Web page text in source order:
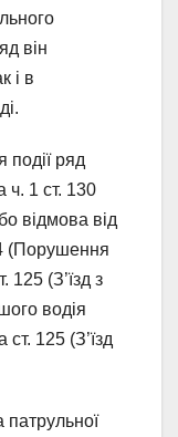
він
і в
події ряд
ч. 1 ст. 130
відмова від
(Порушення
(З’їзд з
водія
125 (З’їзд